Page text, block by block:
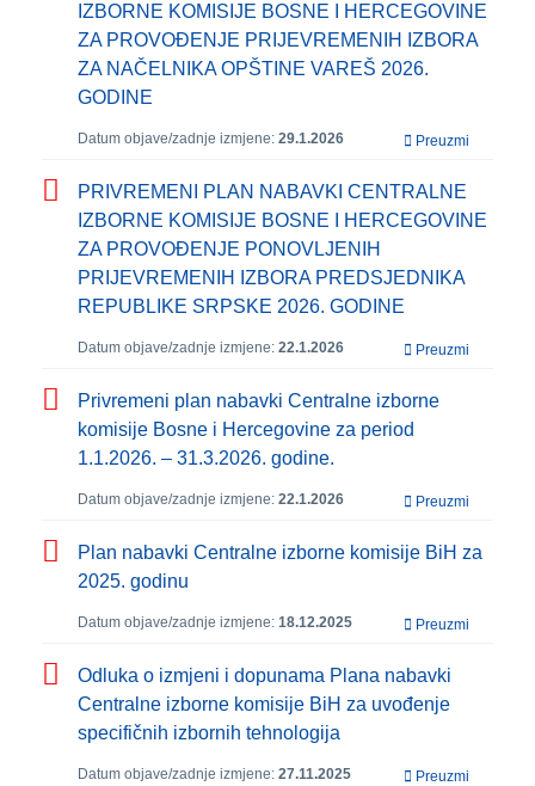
IZBORNE KOMISIJE BOSNE I HERCEGOVINE
ZA PROVOĐENJE PRIJEVREMENIH IZBORA
ZA NAČELNIKA OPŠTINE VAREŠ 2026.
GODINE
Datum objave/zadnje izmjene: 29.1.2026 Preuzmi
PRIVREMENI PLAN NABAVKI CENTRALNE
IZBORNE KOMISIJE BOSNE I HERCEGOVINE
ZA PROVOĐENJE PONOVLJENIH
PRIJEVREMENIH IZBORA PREDSJEDNIKA
REPUBLIKE SRPSKE 2026. GODINE
Datum objave/zadnje izmjene: 22.1.2026 Preuzmi
Privremeni plan nabavki Centralne izborne
komisije Bosne i Hercegovine za period
1.1.2026. – 31.3.2026. godine.
Datum objave/zadnje izmjene: 22.1.2026 Preuzmi
Plan nabavki Centralne izborne komisije BiH za
2025. godinu
Datum objave/zadnje izmjene: 18.12.2025 Preuzmi
Odluka o izmjeni i dopunama Plana nabavki
Centralne izborne komisije BiH za uvođenje
specifičnih izbornih tehnologija
Datum objave/zadnje izmjene: 27.11.2025 Preuzmi